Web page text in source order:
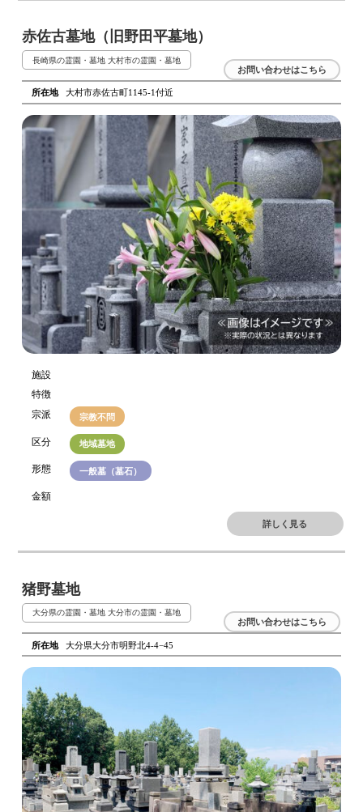
赤佐古墓地（旧野田平墓地）
長崎県の霊園・墓地 大村市の霊園・墓地
所在地 大村市赤佐古町1145-1付近
お問い合わせはこちら
施設
特徴
宗派
宗教不問
区分 地域墓地
形態 一般墓（墓石）
金額
詳しく見る
猪野墓地
大分県の霊園・墓地 大分市の霊園・墓地
所在地 大分県大分市明野北4-4−45
お問い合わせはこちら